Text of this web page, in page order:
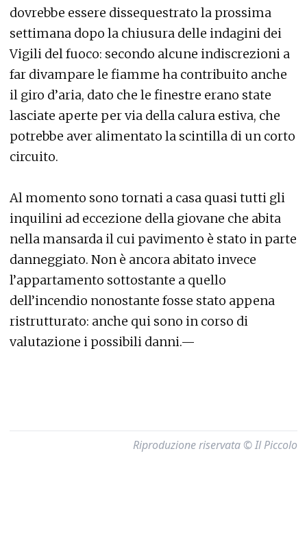
dovrebbe essere dissequestrato la prossima
settimana dopo la chiusura delle indagini dei
Vigili del fuoco: secondo alcune indiscrezioni a
far divampare le fiamme ha contribuito anche
il giro d’aria, dato che le finestre erano state
lasciate aperte per via della calura estiva, che
potrebbe aver alimentato la scintilla di un corto
circuito.
Al momento sono tornati a casa quasi tutti gli
inquilini ad eccezione della giovane che abita
nella mansarda il cui pavimento è stato in parte
danneggiato. Non è ancora abitato invece
l’appartamento sottostante a quello
dell’incendio nonostante fosse stato appena
ristrutturato: anche qui sono in corso di
valutazione i possibili danni.—
Riproduzione riservata © Il Piccolo